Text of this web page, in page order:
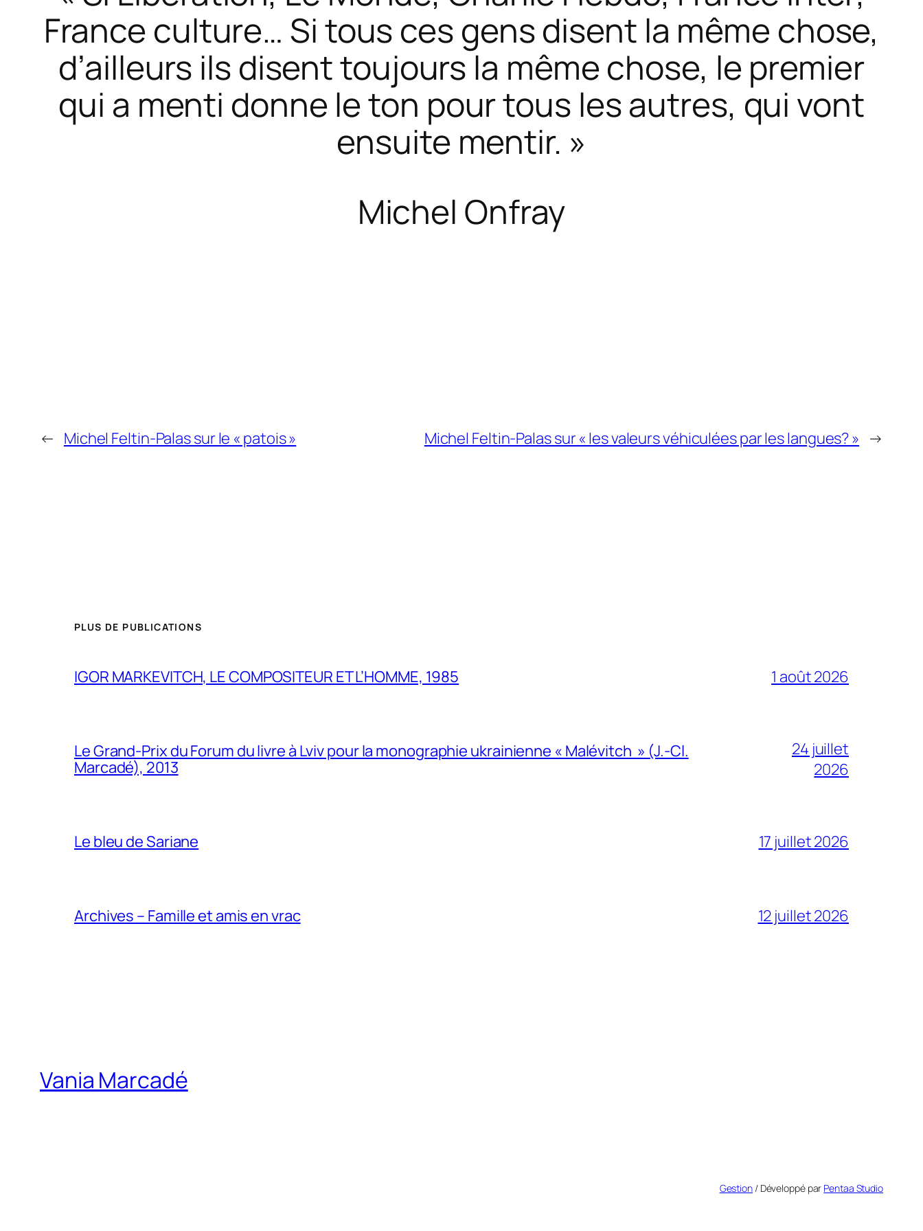
France culture… Si tous ces gens disent la même chose,
d’ailleurs ils disent toujours la même chose, le premier
qui a menti donne le ton pour tous les autres, qui vont
ensuite mentir. »
Michel Onfray
← Michel Feltin-Palas sur le « patois » Michel Feltin-Palas sur « les valeurs véhiculées par les langues? » →
PLUS DE PUBLICATIONS
IGOR MARKEVITCH, LE COMPOSITEUR ET L’HOMME, 1985 1 août 2026
Le Grand-Prix du Forum du livre à Lviv pour la monographie ukrainienne « Malévitch » (J.-Cl.
Marcadé), 2013
24 juillet
2026
Le bleu de Sariane 17 juillet 2026
Archives – Famille et amis en vrac 12 juillet 2026
Vania Marcadé
Gestion/ Développé par Pentaa Studio